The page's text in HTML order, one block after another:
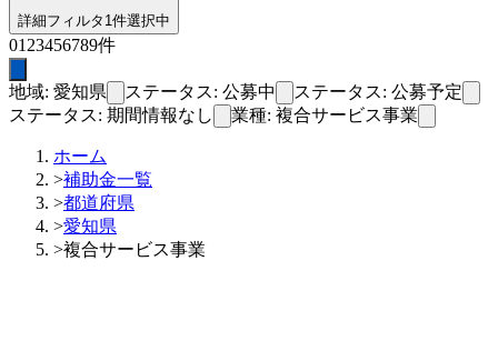
詳細フィルタ 1件選択中
01 23456789件
地域: 愛知県 ステータス: 公募中
ステータス: 公募予定
ステータス: 期間情報なし
業種: 複合サービス事業
ホーム
>補助金一覧
>都道府県
>愛知県
>複合サービス事業